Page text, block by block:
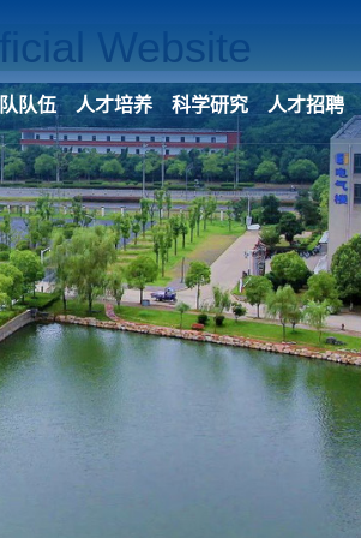
Website
队伍 人才培养 科学研究 人才招聘